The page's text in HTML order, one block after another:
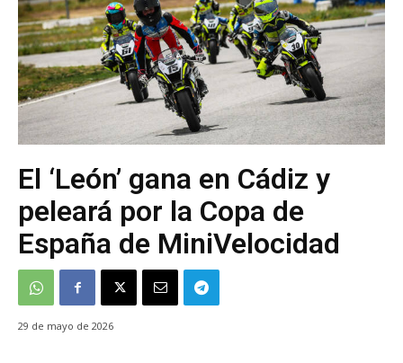
El ‘León’ gana en Cádiz y
peleará por la Copa de
España de MiniVelocidad
29 de mayo de 2026